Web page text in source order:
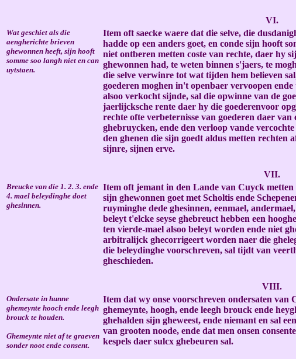
VI.
Wat geschiet als die
aengherichte brieven
ghewonnen heeft, sijn hooft
somme soo langh niet en can
uytstaen.
Item oft saecke waere dat die selve, die
hadde op een anders goet, en conde sijn hooft
niet ontberen metten coste van rechte, daer hy
ghewonnen had, te weten binnen s'jaers, te
die selve verwinre tot wat tijden hem believen
goederen moghen in't openbaer vervoopen
alsoo verkocht sijnde, sal die opwinne van de
jaerlijcksche rente daer hy die goederenvoor
rechte ofte verbeternisse van goederen daer van
ghebruycken, ende den verloop vande
den ghenen die sijn goedt aldus metten rechten
sijnre, sijnen erve.
VII.
Breucke van die 1. 2. 3. ende
4. mael beleydinghe doet
ghesinnen.
Item oft jemant in den Lande van Cuyck
sijn ghewonnen goet met Scholtis ende
ruyminghe dede ghesinnen, eenmael,
beleyt t'elcke seyse ghebreuct hebben een
ten vierde-mael alsoo beleyt worden ende niet
arbitralijck ghecorrigeert worden naer die
die beleydinghe voorschreven, sal tijdt van
gheschieden.
VIII.
Ondersate in hunne
ghemeynte hooch ende leegh
brouck te houden.
Ghemeynte niet af te graeven
sonder noot ende consent.
Item dat wy onse voorschreven ondersaten van
ghemeynte, hoogh, ende leegh brouck ende
ghehalden sijn gheweest, ende niemant en sal
van grooten noode, ende dat men onsen
kespels daer sulcx ghebeuren sal.